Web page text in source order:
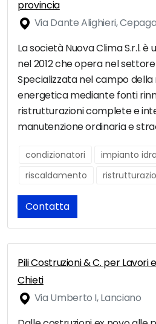
provincia
Via Dante Alighieri,
La società Nuova Clima S.r.l. è
nel 2012 che opera nel
Specializzata nel campo
energetica mediante fonti
ristrutturazioni complete e
manutenzione ordinaria e
condizionatori impianto
riscaldamento
Contatta
Pili Costruzioni & C. per Lavori
Chieti
Via Umberto I, Lanciano